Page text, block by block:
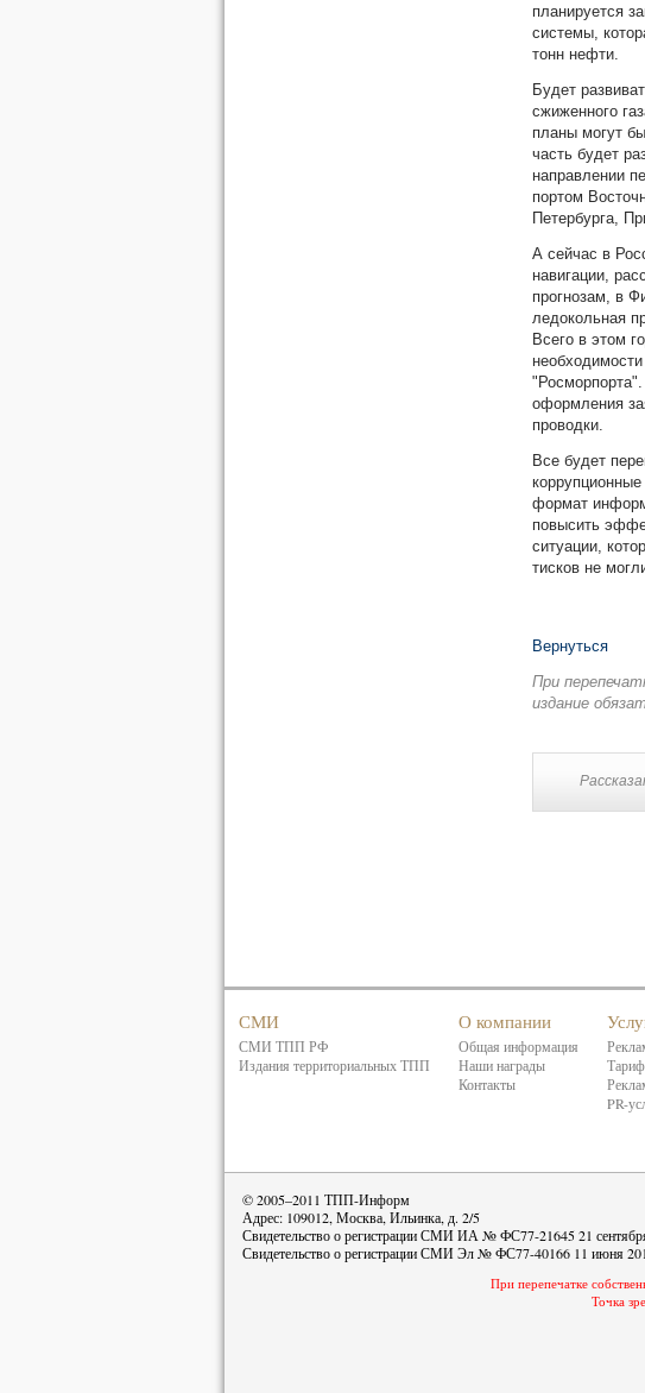
планируется
системы,
тонн нефти.
Будет
сжиженного
планы могут
часть будет
направлении
портом
Петербурга,
А сейчас в
навигации,
прогнозам, в
ледокольная
Всего в этом
оформления
проводки.
Все будет
формат
повысить
ситуации,
тисков не
Вернуться
При
издание
СМИ
СМИ ТПП РФ
Издания территориальных ТПП
О компании
Общая информация
Наши награды
Контакты
PR-
© 2005–2011 ТПП-Информ
Адрес: 109012, Москва, Ильинка, д. 2/5
Свидетельство о регистрации СМИ ИА № ФС77-21645 21
Свидетельство о регистрации СМИ Эл № ФС77-40166 11 июня
При перепечатке
Точка